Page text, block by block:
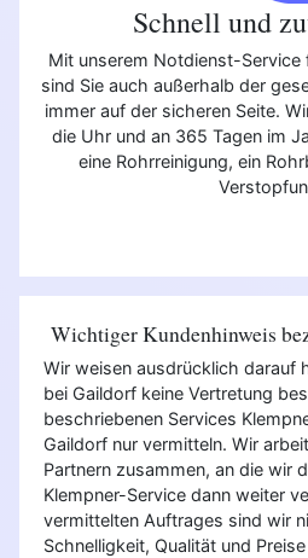
Schnell und
Mit unserem Notdienst-Service
sind Sie auch außerhalb der
immer auf der sicheren Seite.
die Uhr und an 365 Tagen im
eine Rohrreinigung, ein
Wichtiger Kundenhinweis
Wir weisen ausdrücklich darauf
bei Gaildorf keine Vertretung
beschriebenen Services
Gaildorf nur vermitteln. Wir
Partnern zusammen, an die wir
Klempner-Service dann weiter
vermittelten Auftrages sind wir
Schnelligkeit, Qualität und